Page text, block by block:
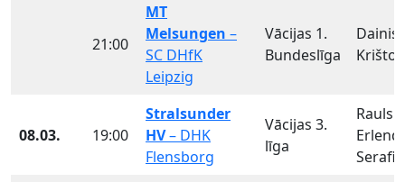
21:00
MT
Melsungen –
SC DHfK
Leipzig
Vācijas 1.
Bundeslīga
Dainis
08.03. 19:00
Stralsunder
HV– DHK
Flensborg
Vācijas 3.
līga
Rauls